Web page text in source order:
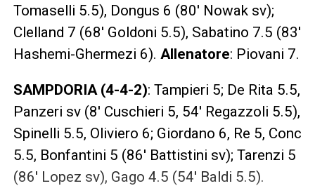
Tomaselli 5.5), Dongus 6 (80′ Nowak sv);
Clelland 7 (68′ Goldoni 5.5), Sabatino 7.5 (83′
Hashemi-Ghermezi 6). Allenatore: Piovani 7.
SAMPDORIA (4-4-2): Tampieri 5; De Rita 5.5,
Panzeri sv (8′ Cuschieri 5, 54′ Regazzoli 5.5),
Spinelli 5.5, Oliviero 6; Giordano 6, Re 5, Conc
5.5, Bonfantini 5 (86′ Battistini sv); Tarenzi 5
(86′ Lopez sv), Gago 4.5 (54′ Baldi 5.5).